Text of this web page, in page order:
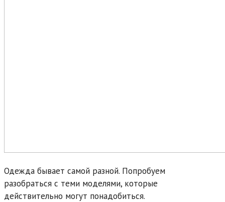
Одежда бывает самой разной. Попробуем
разобраться с теми моделями, которые
действительно могут понадобиться.